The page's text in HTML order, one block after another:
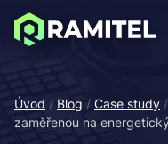
Úvod / Blog / Case study /
zaměřenou na